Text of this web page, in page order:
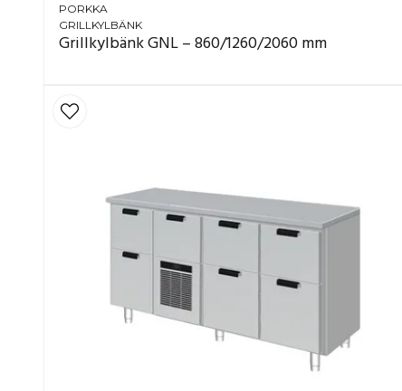
PORKKA
GRILLKYLBÄNK
Grillkylbänk GNL – 860/1260/2060 mm